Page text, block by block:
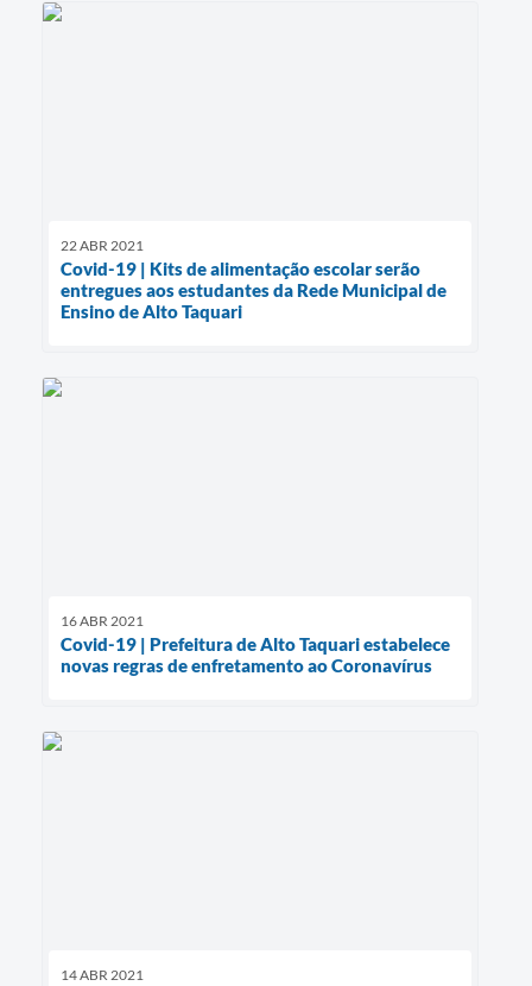
22 ABR 2021
Covid-19 | Kits de alimentação escolar serão
entregues aos estudantes da Rede Municipal de
Ensino de Alto Taquari
16 ABR 2021
Covid-19 | Prefeitura de Alto Taquari estabelece
novas regras de enfretamento ao Coronavírus
14 ABR 2021